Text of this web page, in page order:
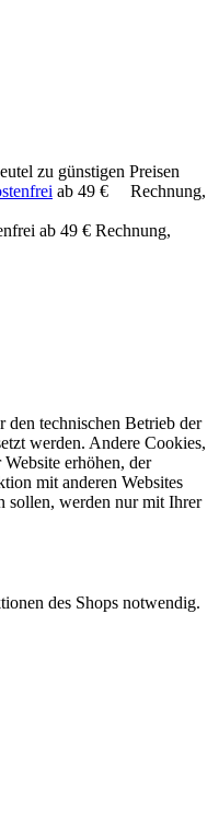
zu günstigen Preisen
ab 49 €
Rechnung,
ab 49 € Rechnung,
den technischen Betrieb der
werden. Andere Cookies,
erhöhen, der
mit anderen Websites
sollen, werden nur mit Ihrer
des Shops notwendig.